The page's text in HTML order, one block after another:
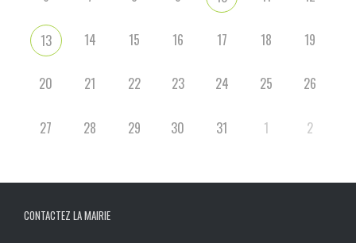
13 14 15 16 17 18 19
20 21 22 23 24 25 26
27 28 29 30 31 1 2
CONTACTEZ LA MAIRIE